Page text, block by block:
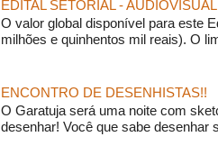
EDITAL SETORIAL - AUDIOVISUAL
O valor global disponível para este
milhões e quinhentos mil reais). O
ENCONTRO DE DESENHISTAS!!
O Garatuja será uma noite com
desenhar! Você que sabe desenhar